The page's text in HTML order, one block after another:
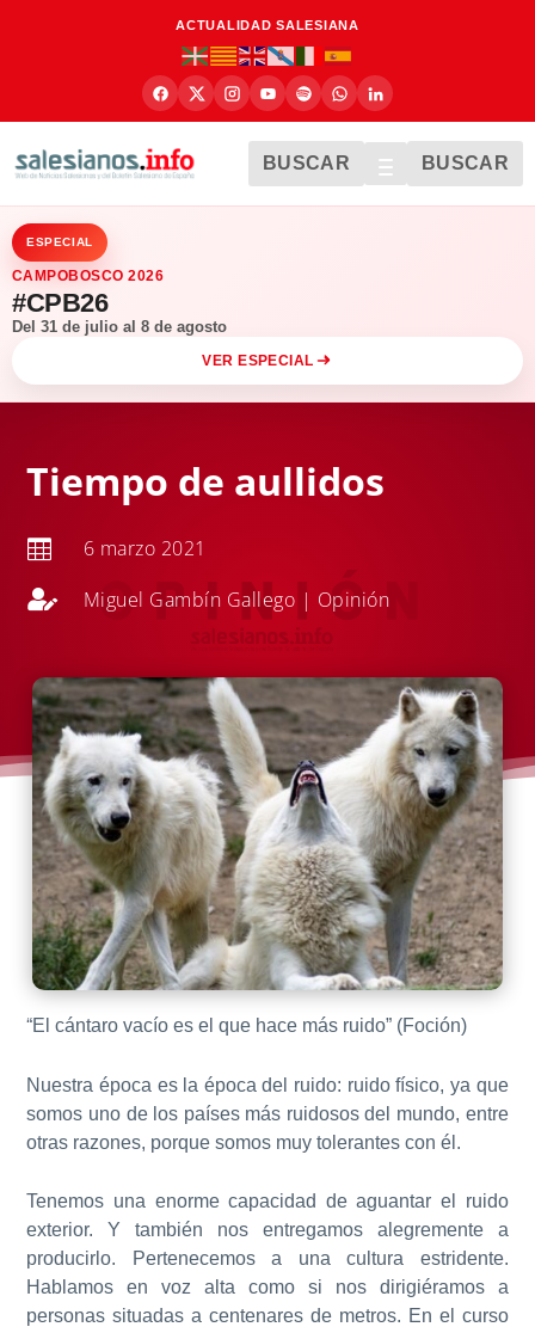
ACTUALIDAD SALESIANA
BUSCAR BUSCAR
ESPECIAL
CAMPOBOSCO 2026
#CPB26
Del 31 de julio al 8 de agosto
VER ESPECIAL
Tiempo de aullidos
 6 marzo 2021
 Miguel Gambín Gallego | Opinión
“El cántaro vacío es el que hace más ruido” (Foción)
Nuestra época es la época del ruido: ruido físico, ya que
somos uno de los países más ruidosos del mundo, entre
otras razones, porque somos muy tolerantes con él.
Tenemos una enorme capacidad de aguantar el ruido
exterior. Y también nos entregamos alegremente a
producirlo. Pertenecemos a una cultura estridente.
Hablamos en voz alta como si nos dirigiéramos a
personas situadas a centenares de metros. En el curso